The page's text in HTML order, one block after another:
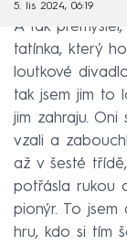
5. lis 2024, 06:19
A tak
tatínka, který
loutkové
tak jsem jim to
jim zahraju.
vzali a
až v šesté
potřásla rukou
pionýr. To
hru, kdo si tím